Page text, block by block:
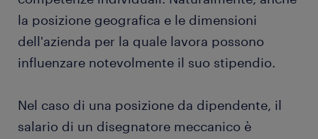
la posizione geografica e le dimensioni
dell'azienda per la quale lavora possono
influenzare notevolmente il suo stipendio.
Nel caso di una posizione da dipendente, il
salario di un disegnatore meccanico è